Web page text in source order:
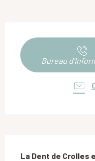
Bureau
La Dent de Crolles